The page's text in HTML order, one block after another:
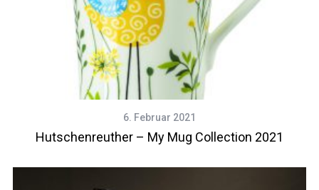
6. Februar 2021
Hutschenreuther – My Mug Collection 2021